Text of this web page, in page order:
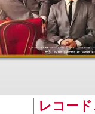
レコー